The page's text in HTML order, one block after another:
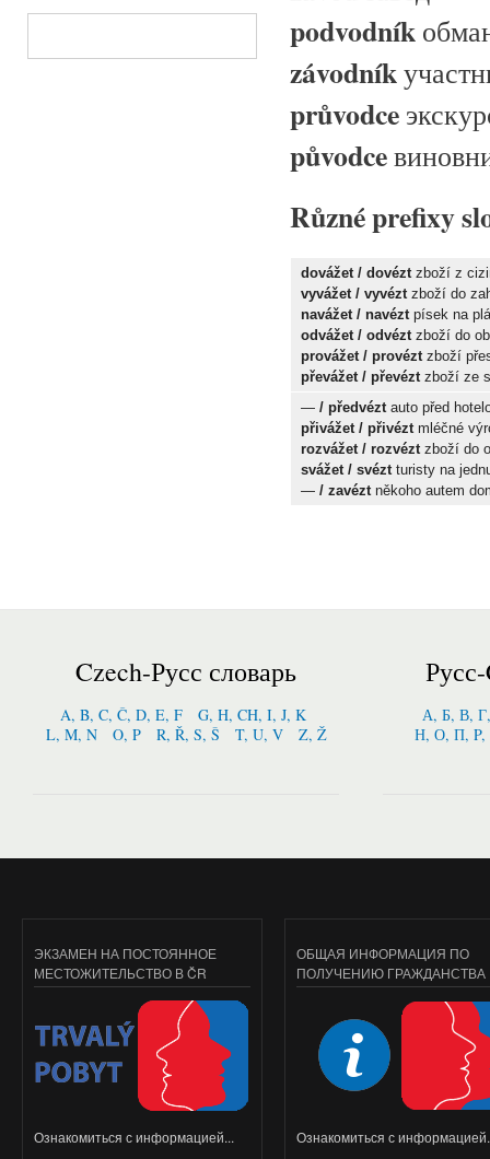
podvodník
závodník
průvodce
původce
Různé prefixy
dovážet / dovéztzboží z
vyvážet / vyvéztzboží do
navážet / navéztpísek na
odvážet / odvéztzboží do
provážet / provéztzboží
převážet / převéztzboží ze
— / předvéztauto před
přivážet / přivézt mléčné
rozvážet / rozvéztzboží do
svážet / svéztturisty na
— / zavéztněkoho autem
Czech-Русс словарь
A, B, C, Č, D, E, F
G, H, CH, I, J, K
L, M, N
O, P R, Ř, S, Š T, U, V Z, Ž
А, Б, В,
Н, О, П,
ЭКЗАМЕН НА ПОСТОЯННОЕ
МЕСТОЖИТЕЛЬСТВО В ČR
Ознакомиться с информацией...
ОБЩАЯ ИНФОРМАЦИЯ ПО
ПОЛУЧЕНИЮ ГРАЖДАНСТВА
Ознакомиться с